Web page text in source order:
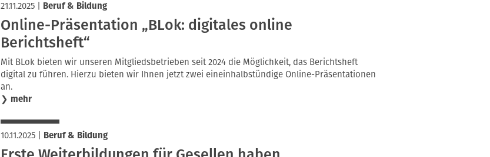
21.11.2025| Beruf & Bildung
Online-Präsentation „BLok: digitales online
Berichtsheft“
Mit BLok bieten wir unseren Mitgliedsbetrieben seit 2024 die Möglichkeit, das Berichtsheft
digital zu führen. Hierzu bieten wir Ihnen jetzt zwei eineinhalbstündige Online-Präsentationen
an.
❯ mehr
10.11.2025| Beruf & Bildung